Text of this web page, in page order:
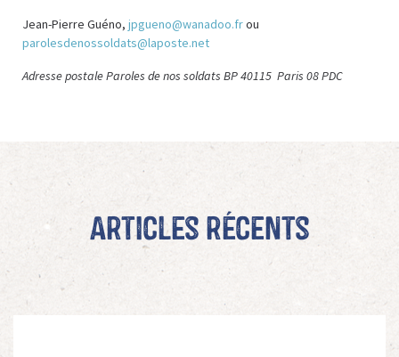
Jean-Pierre Guéno, jpgueno@wanadoo.frou
parolesdenossoldats@laposte.net
Adresse postale Paroles de nos soldats BP 40115 Paris 08 PDC
Articles récents